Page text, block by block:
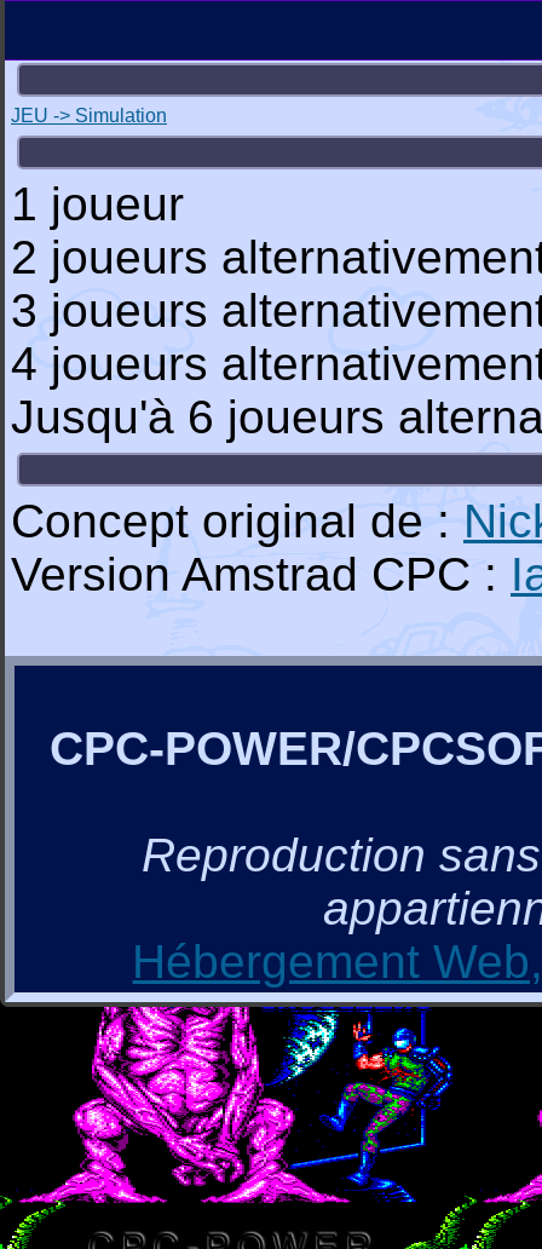
JEU -> Simulation
1 joueur
2 joueurs
3 joueurs
4 joueurs
Jusqu'à 6 joueurs
Concept original de :
Version Amstrad CPC :
CPC-POWER/
Reproduction
Hébergement